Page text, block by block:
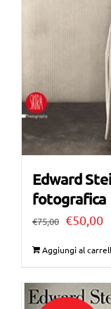
Edward
fotografica
€75,00 Il
era:
€50,00Il
Aggiungi al